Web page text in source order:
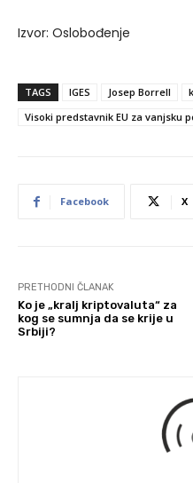
Izvor: Oslobođenje
TAGS IGES Josep Borrell
Visoki predstavnik EU za vanjsku
Facebook X
PRETHODNI ČLANAK
Ko je „kralj kriptovaluta“ za
kog se sumnja da se krije u
Srbiji?